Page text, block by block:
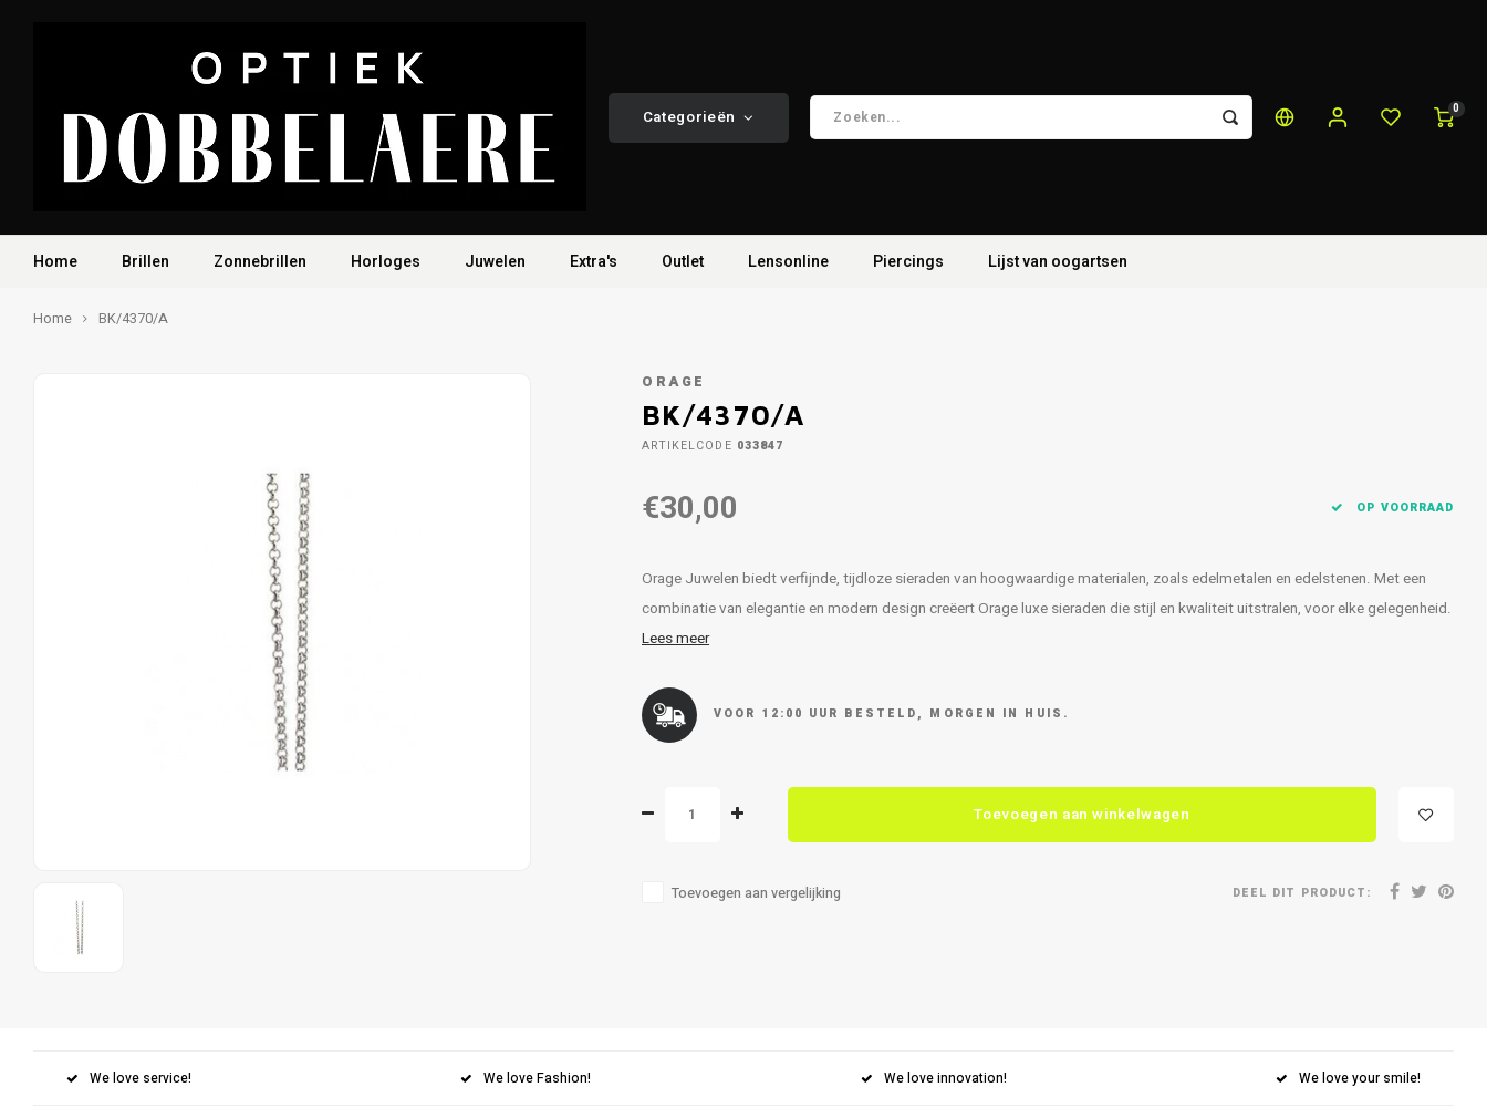
Categorieën 0
Home Brillen Zonnebrillen Horloges Juwelen Extra's Outlet Lensonline Piercings Lijst van oogartsen
Home BK/4370/A
ORAGE
BK/4370/A
ARTIKELCODE 033847
€30,00 OP VOORRAAD
Orage Juwelen biedt verfijnde, tijdloze sieraden van hoogwaardige materialen, zoals edelmetalen en edelstenen. Met een
combinatie van elegantie en modern design creëert Orage luxe sieraden die stijl en kwaliteit uitstralen, voor elke gelegenheid.
Lees meer
VOOR 12:00 UUR BESTELD, MORGEN IN HUIS.
Toevoegen aan winkelwagen
Toevoegen aan vergelijking DEEL DIT PRODUCT:
We love service! We love Fashion! We love innovation! We love your smile!